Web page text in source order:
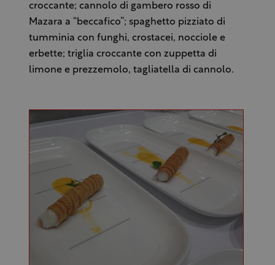
croccante; cannolo di gambero rosso di
Mazara a “beccafico”; spaghetto pizziato di
tumminia con funghi, crostacei, nocciole e
erbette; triglia croccante con zuppetta di
limone e prezzemolo, tagliatella di cannolo.